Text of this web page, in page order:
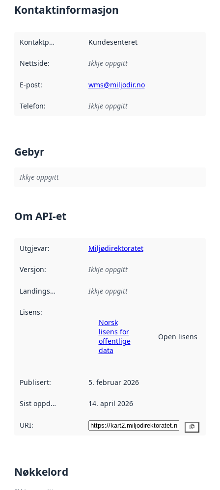
Kontaktinformasjon
Kontaktpunkt Kundesenteret
Nettside: Ikkje oppgitt
E-post: wms@miljodir.no
Telefon: Ikkje oppgitt
Gebyr
Ikkje oppgitt
Om API-et
Utgjevar: Miljødirektoratet
Versjon: Ikkje oppgitt
Landingsside Ikkje oppgitt
Lisens:
Norsk
lisens for
offentlige
data
Open lisens
Publisert: 5. februar 2026
Sist oppdatert 14. april 2026
URI:
Nøkkelord